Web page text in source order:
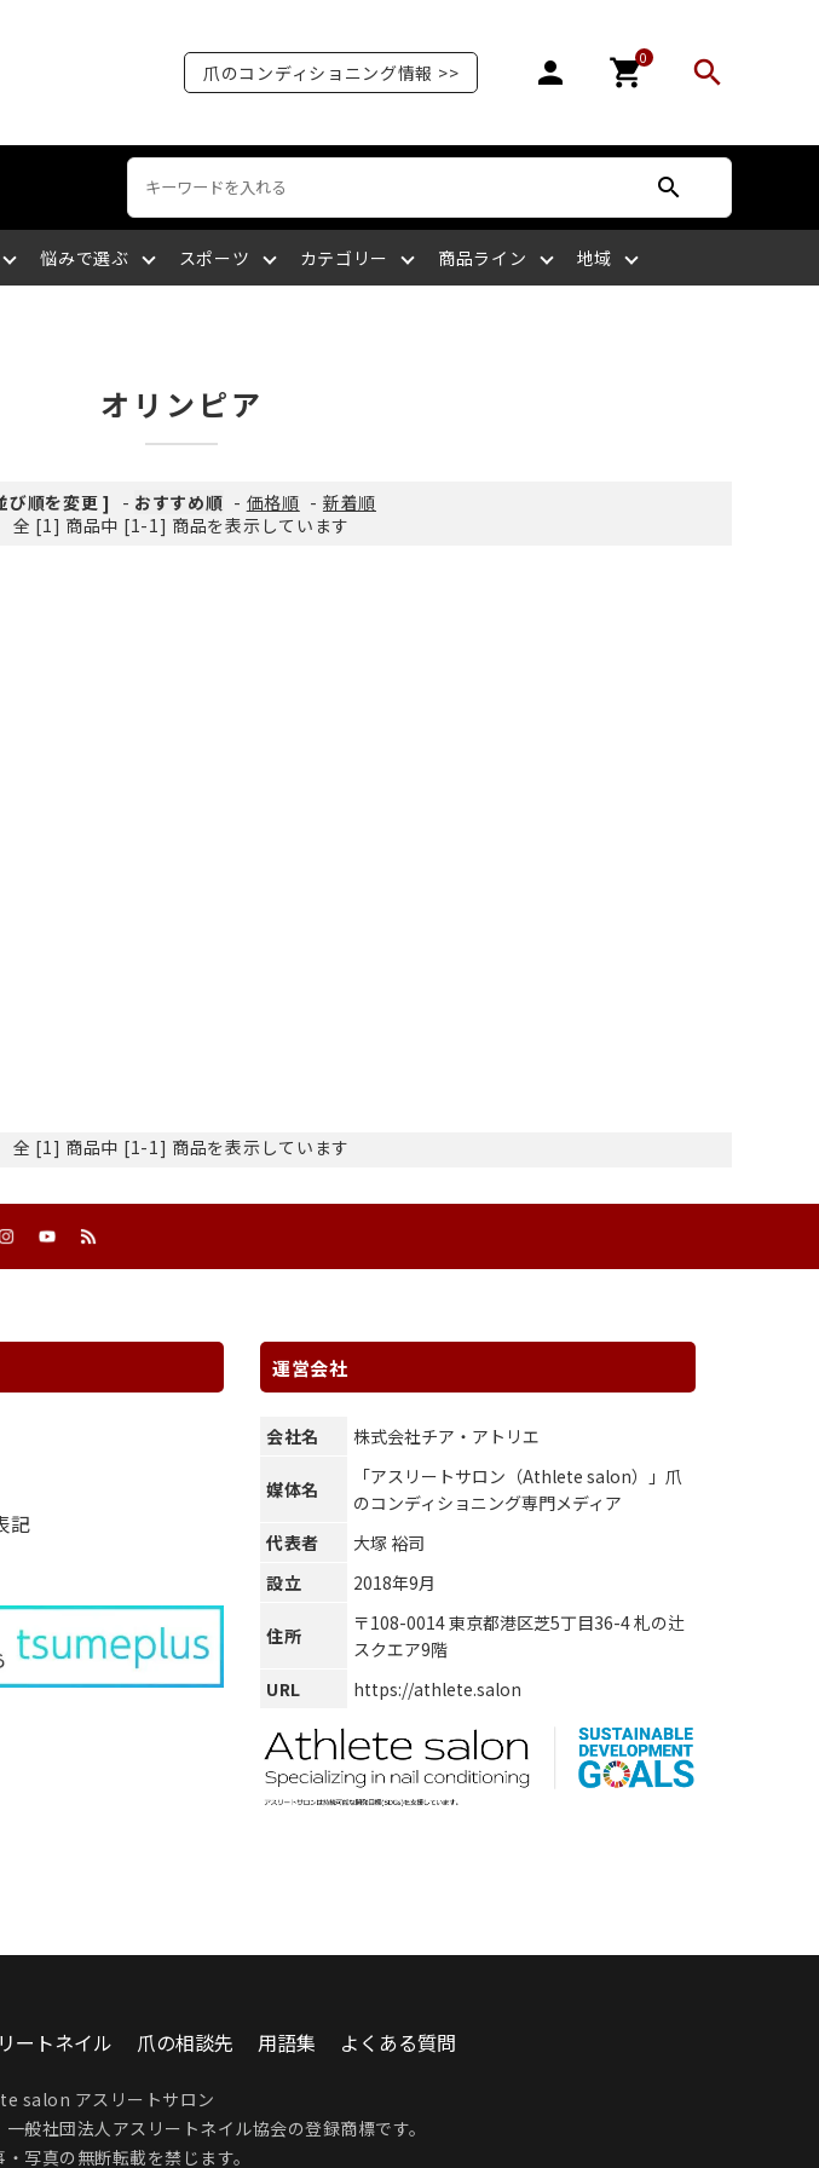
爪のコンディショニング情報 >> person 0
shopping_cart search
search
爪について知る
筋肉の疲れを取る
悩みで選ぶ
爪を大きくしたい
深爪になっている
スポーツ
バドミントン
空手
カテゴリー
爪の補強・補修
商品ライン 地域
オリンピア
び順を変更 ] - おすすめ順 - 価格順 - 新着順
全 [1] 商品中 [1-1] 商品を表示しています
全 [1] 商品中 [1-1] 商品を表示しています
記
運営会社
会社名 株式会社チア・アトリエ
媒体名
「アスリートサロン（Athlete salon）」爪
のコンディショニング専門メディア
代表者
大塚 裕司
設立
2018年9月
住所
〒108-0014 東京都港区芝5丁目36-4 札の辻
スクエア9階
URL
https://athlete.salon
ートネイル 爪の相談先 用語集 よくある質問
salon アスリートサロン
一般社団法人アスリートネイル協会の登録商標です。
写真の無断転載を禁じます。